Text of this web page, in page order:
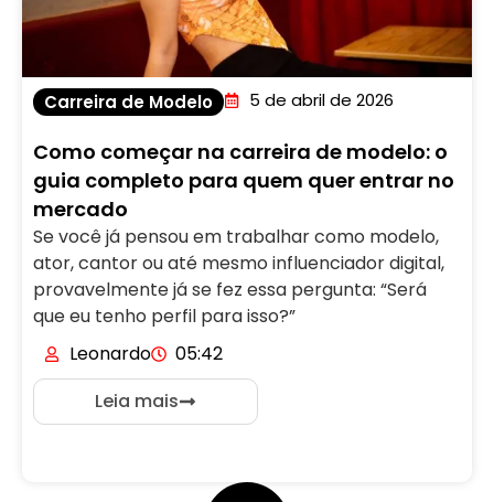
Carreira de Modelo 5 de abril de 2026
Como começar na carreira de modelo: o
guia completo para quem quer entrar no
mercado
Se você já pensou em trabalhar como modelo,
ator, cantor ou até mesmo influenciador digital,
provavelmente já se fez essa pergunta: “Será
que eu tenho perfil para isso?”
Leonardo
05:42
Leia mais